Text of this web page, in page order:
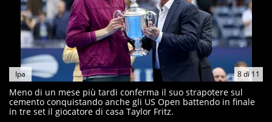
8di11
Ipa
Meno di un mese più tardi conferma il suo strapotere sul
cemento conquistando anche gli US Open battendo in finale
in tre set il giocatore di casa Taylor Fritz.